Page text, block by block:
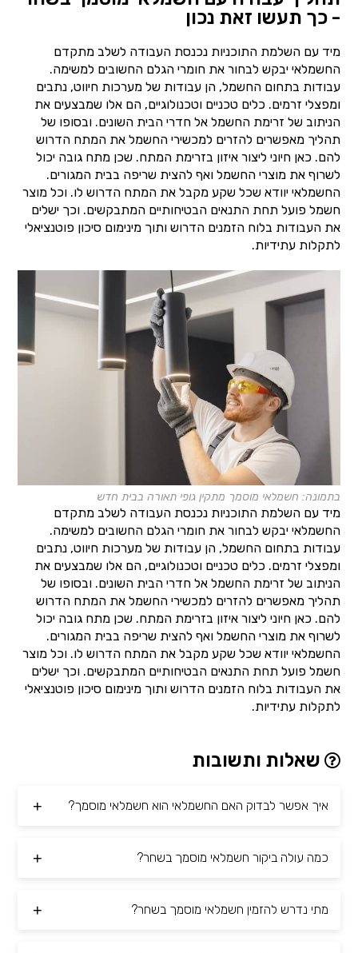
- כך תעשו זאת נכון
מיד עם השלמת התוכניות נכנסת העבודה לשלב מתקדם
החשמלאי יבקש לבחור את חומרי הגלם החשובים למשימה.
עבודות בתחום החשמל, הן עבודות של מערכות חיווט, נתבים
ומפצלי זרמים. כלים טכניים וטכנולוגיים, הם אלו שמבצעים את
הניתוב של זרימת החשמל אל חדרי הבית השונים. ובסופו של
תהליך מאפשרים להזרים למכשירי החשמל את המתח הדרוש
להם. כאן חיוני ליצור איזון בזרימת המתח. שכן מתח גובה יכול
לשרוף את מוצרי החשמל ואף להצית שריפה בבית המגורים.
החשמלאי יוודא שכל שקע מקבל את המתח הדרוש לו. וכל מוצר
חשמל פועל תחת התנאים הבטיחותיים המתבקשים. וכך ישלים
את העבודות בלוח הזמנים הדרוש ותוך מינימום סיכון פוטנציאלי
לתקלות עתידיות.
בתמונה: חשמלאי מוסמך מתקין גופי תאורה בבית חדש
מיד עם השלמת התוכניות נכנסת העבודה לשלב מתקדם
החשמלאי יבקש לבחור את חומרי הגלם החשובים למשימה.
עבודות בתחום החשמל, הן עבודות של מערכות חיווט, נתבים
ומפצלי זרמים. כלים טכניים וטכנולוגיים, הם אלו שמבצעים את
הניתוב של זרימת החשמל אל חדרי הבית השונים. ובסופו של
תהליך מאפשרים להזרים למכשירי החשמל את המתח הדרוש
להם. כאן חיוני ליצור איזון בזרימת המתח. שכן מתח גובה יכול
לשרוף את מוצרי החשמל ואף להצית שריפה בבית המגורים.
החשמלאי יוודא שכל שקע מקבל את המתח הדרוש לו. וכל מוצר
חשמל פועל תחת התנאים הבטיחותיים המתבקשים. וכך ישלים
את העבודות בלוח הזמנים הדרוש ותוך מינימום סיכון פוטנציאלי
לתקלות עתידיות.
שאלות ותשובות
איך אפשר לבדוק האם החשמלאי הוא חשמלאי מוסמך?
כמה עולה ביקור חשמלאי מוסמך בשחר?
מתי נדרש להזמין חשמלאי מוסמך בשחר?